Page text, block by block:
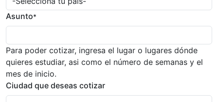
Asunto*
Para poder cotizar, ingresa el lugar o lugares dónde
quieres estudiar, asi como el número de semanas y el
mes de inicio.
Ciudad que deseas cotizar